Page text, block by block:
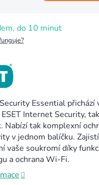
do 10 minut
Essential přichází
Internet Security,
Nabízí tak komplexní
v jednom balíčku.
vaše soukromí díky
a ochrana Wi-Fi.